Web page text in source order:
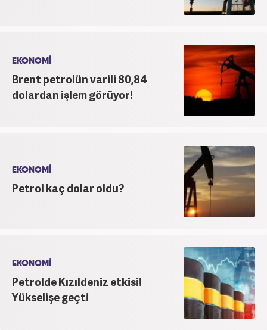
EKONOMİ
Brent petrolün varili 80,84
dolardan işlem görüyor!
EKONOMİ
Petrol kaç dolar oldu?
EKONOMİ
Petrolde Kızıldeniz etkisi!
Yükselişe geçti